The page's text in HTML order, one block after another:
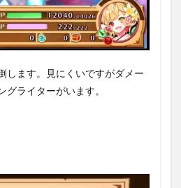
します。見にくいですがダメー
グライターがいます。